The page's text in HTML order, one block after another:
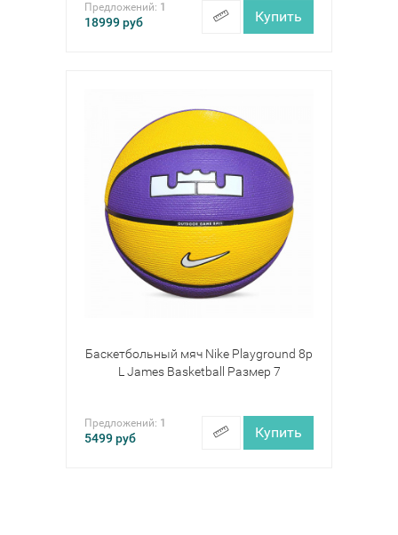
Предложений: 1
18999руб Купить
Баскетбольный мяч Nike Playground 8p
L James Basketball Размер 7
Предложений: 1
5499руб Купить